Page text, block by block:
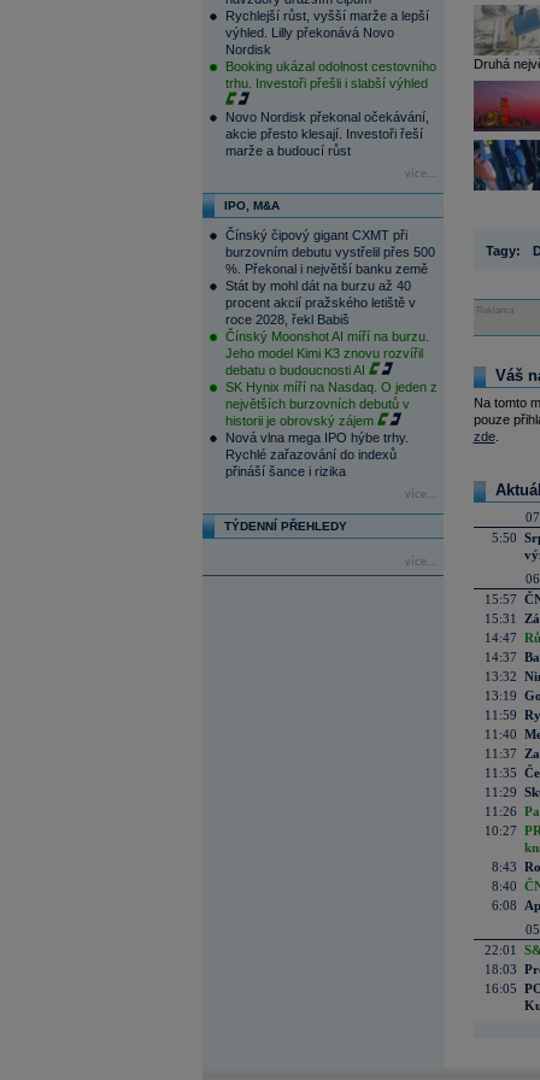
Rychlejší růst, vyšší marže a lepší
výhled. Lilly překonává Novo
Nordisk
Booking ukázal odolnost cestovního
trhu. Investoři přešli i slabší výhled
Novo Nordisk překonal očekávání,
akcie přesto klesají. Investoři řeší
marže a budoucí růst
více...
IPO, M&A
Čínský čipový gigant CXMT při
burzovním debutu vystřelil přes 500
%. Překonal i největší banku země
Stát by mohl dát na burzu až 40
procent akcií pražského letiště v
roce 2028, řekl Babiš
Čínský Moonshot AI míří na burzu.
Jeho model Kimi K3 znovu rozvířil
debatu o budoucnosti AI
SK Hynix míří na Nasdaq. O jeden z
největších burzovních debutů v
historii je obrovský zájem
Nová vlna mega IPO hýbe trhy.
Rychlé zařazování do indexů
přináší šance i rizika
více...
TÝDENNÍ PŘEHLEDY
více...
Druhá
Tagy:
Reklama
Váš
Na tomto
pouze
zde.
5:50
15:57
15:31
14:47
14:37
13:32
13:19
11:59
11:40
11:37
11:35
11:29
11:26
10:27
8:43
8:40
6:08
22:01
18:03
16:05